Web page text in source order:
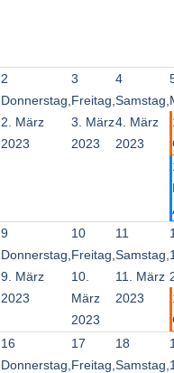
2
Donnerstag,
2. März
2023
3
Freitag,
3. März
2023
4
Samstag,
4. März
2023
9
Donnerstag,
9. März
2023
10
Freitag,
10.
März
2023
11
Samstag,
11. März
2023
16
Donnerstag,
17
Freitag,
18
Samstag,